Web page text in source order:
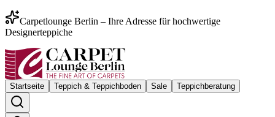
Carpetlounge Berlin – Ihre Adresse für hochwertige
Designerteppiche
Startseite Teppich & Teppichboden Sale Teppichberatung